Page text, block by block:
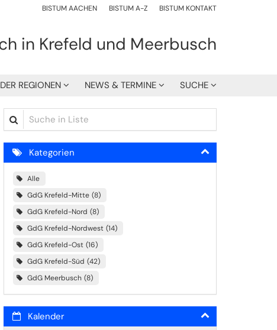
BISTUM AACHEN BISTUM A-Z BISTUM KONTAKT
in Krefeld und Meerbusch
REGIONEN NEWS & TERMINE SUCHE
Suche in Liste
Kategorien
Alle
GdG Krefeld-Mitte 8
GdG Krefeld-Nord 8
GdG Krefeld-Nordwest 14
GdG Krefeld-Ost 16
GdG Krefeld-Süd 42
GdG Meerbusch 8
Kalender